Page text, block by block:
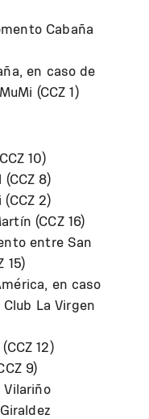
Cabaña
en caso de
(CCZ 1)
10)
8)
2)
(CCZ 16)
entre San
15)
en caso
La Virgen
12)
9)
Vilariño